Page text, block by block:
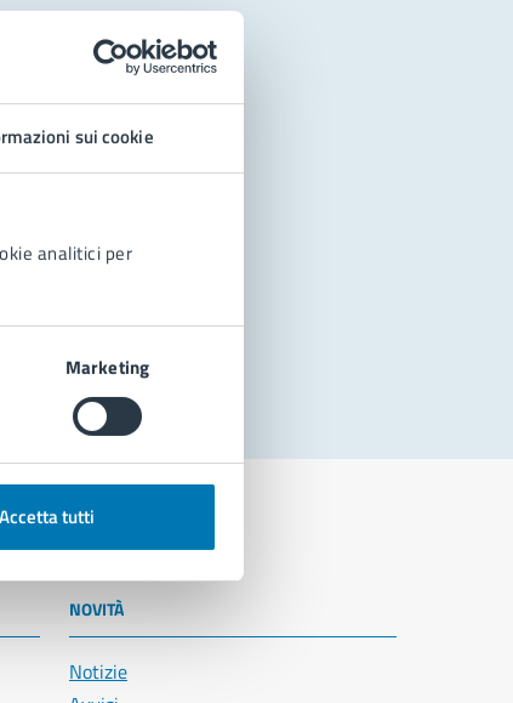
sui cookie
analitici per
Marketing
Accetta tutti
NOVITÀ
Notizie